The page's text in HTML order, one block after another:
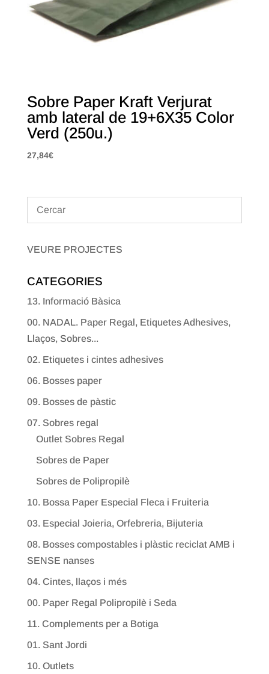
Sobre Paper Kraft Verjurat
amb lateral de 19+6X35 Color
Verd (250u.)
27,84€
VEURE PROJECTES
CATEGORIES
13. Informació Bàsica
00. NADAL. Paper Regal, Etiquetes Adhesives,
Llaços, Sobres...
02. Etiquetes i cintes adhesives
06. Bosses paper
09. Bosses de pàstic
07. Sobres regal
Outlet Sobres Regal
Sobres de Paper
Sobres de Polipropilè
10. Bossa Paper Especial Fleca i Fruiteria
03. Especial Joieria, Orfebreria, Bijuteria
08. Bosses compostables i plàstic reciclat AMB i
SENSE nanses
04. Cintes, llaços i més
00. Paper Regal Polipropilè i Seda
11. Complements per a Botiga
01. Sant Jordi
10. Outlets